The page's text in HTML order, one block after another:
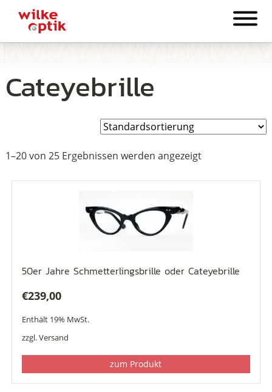
Cateyebrille
1–20 von 25 Ergebnissen werden angezeigt
50er Jahre Schmetterlingsbrille oder Cateyebrille
€239,00
Enthält 19% MwSt.
zzgl.Versand
zum Produkt